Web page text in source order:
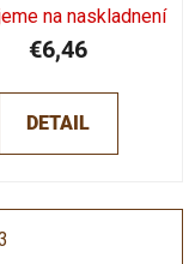
na naskladnení
€6,46
DETAIL